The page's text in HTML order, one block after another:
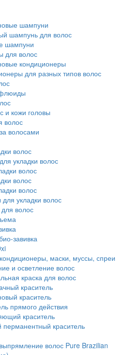
шампуни
шампунь для волос
шампуни
для волос
кондиционеры
для разных типов волос
и кожи головы
волос
волосами
волос
укладки волос
волос
волос
волос
укладки волос
волос
завивка
маски, муссы, спреи
и осветление волос
краска для волос
краситель
краситель
прямого действия
краситель
перманентный краситель
волос Pure Brazilian